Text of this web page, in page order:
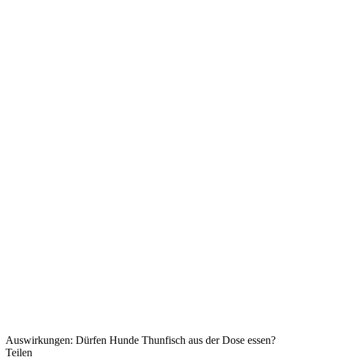
Auswirkungen: Dürfen Hunde Thunfisch aus der Dose essen?
Teilen